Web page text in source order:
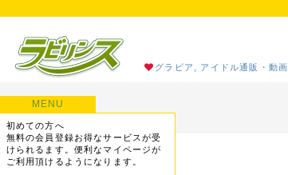
グラビア, アイドル通販・動画
MENU
初めての方へ
無料の会員登録お得なサービスが受
けられるます。便利なマイページが
ご利用頂けるようになります。